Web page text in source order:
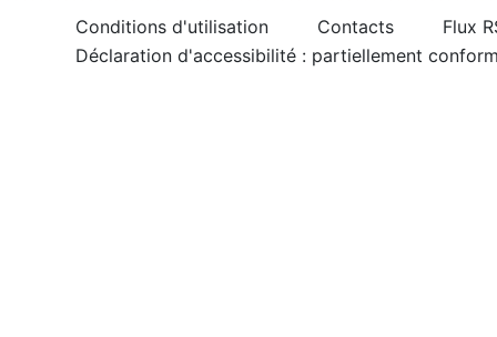
Conditions d'utilisation Contacts
Flux
Déclaration d'accessibilité : partiellement